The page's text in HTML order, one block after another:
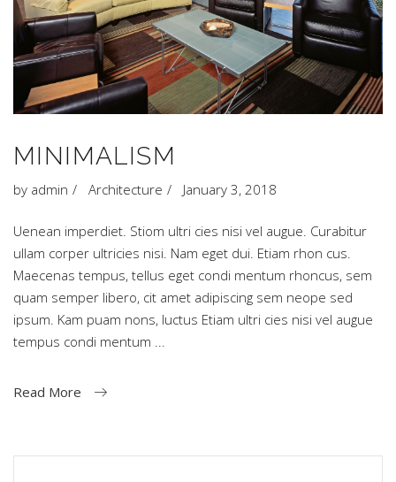
MINIMALISM
by admin Architecture January 3, 2018
Uenean imperdiet. Stiom ultri cies nisi vel augue. Curabitur
ullam corper ultricies nisi. Nam eget dui. Etiam rhon cus.
Maecenas tempus, tellus eget condi mentum rhoncus, sem
quam semper libero, cit amet adipiscing sem neope sed
ipsum. Kam puam nons, luctus Etiam ultri cies nisi vel augue
tempus condi mentum
Read More